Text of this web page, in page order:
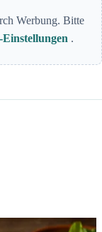
Werbung. Bitte
.